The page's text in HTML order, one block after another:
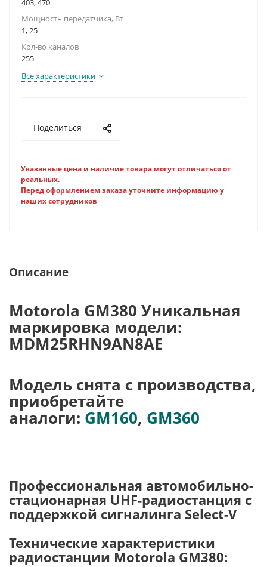
403, 470
Мощность передатчика, Вт
1, 25
Кол-во каналов
255
Все характеристики
Поделиться
Указанные цена и наличие товара могут отличаться от
реальных.
Перед оформлением заказа уточните информацию у
наших сотрудников
Описание
Motorola GM380 Уникальная
маркировка модели:
MDM25RHN9AN8AE
Модель снята с производства,
приобретайте
аналоги: GM160, GM360
Профессиональная автомобильно-
стационарная UHF-радиостанция с
поддержкой сигналинга Select-V
Технические характеристики
радиостанции Motorola GM380: